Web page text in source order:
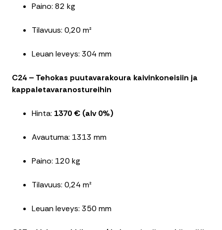
Paino: 82 kg
Tilavuus: 0,20 m²
Leuan leveys: 304 mm
C24 – Tehokas puutavarakoura kaivinkoneisiin ja
kappaletavaranostureihin
Hinta: 1370 € (alv 0%)
Avautuma: 1313 mm
Paino: 120 kg
Tilavuus: 0,24 m²
Leuan leveys: 350 mm